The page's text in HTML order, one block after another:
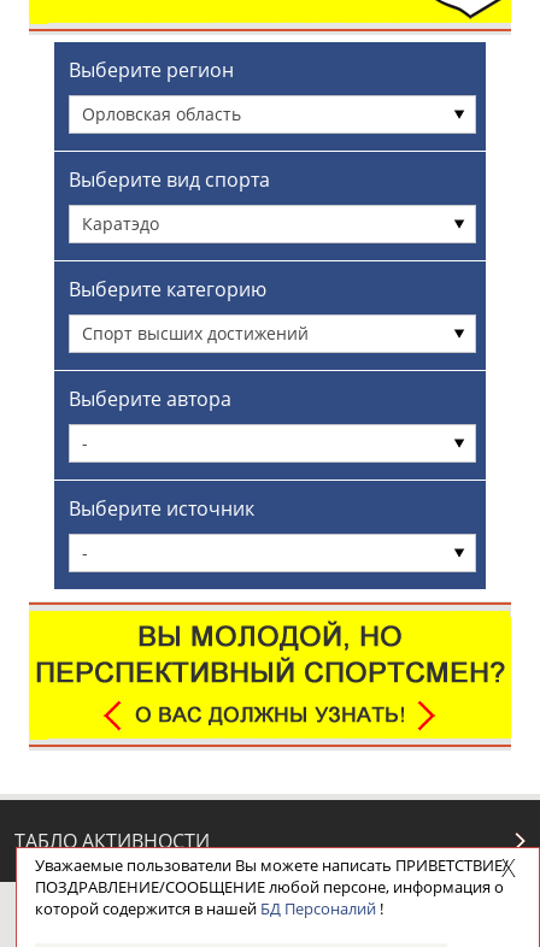
Выберите регион
Орловская область
Выберите вид спорта
Каратэдо
Выберите категорию
Спорт высших достижений
Выберите автора
-
Выберите источник
-
ТАБЛО АКТИВНОСТИ
ЦЕЛИ ПРОЕКТА НАШИ КНОПКИ
Уважаемые пользователи Вы можете написать ПРИВЕТСТВИЕ/
ПОЗДРАВЛЕНИЕ/СООБЩЕНИЕ любой персоне, информация о
которой содержится в нашей БД Персоналий!